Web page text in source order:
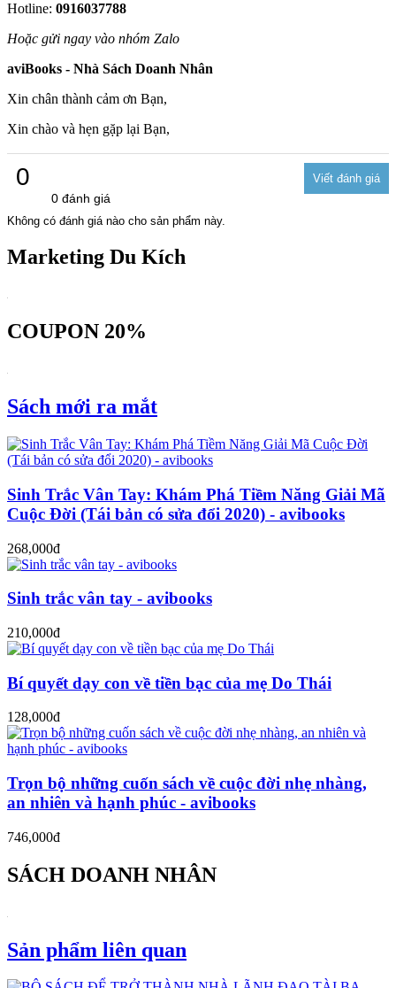
Hotline: 0916037788
Hoặc gửi ngay vào nhóm Zalo
aviBooks - Nhà Sách Doanh Nhân
Xin chân thành cảm ơn Bạn,
Xin chào và hẹn gặp lại Bạn,
0
0 đánh giá
Không có đánh giá nào cho sản phẩm này.
Marketing Du Kích
COUPON 20%
Sách mới ra mắt
Sinh Trắc Vân Tay: Khám Phá Tiềm Năng Giải Mã
Cuộc Đời (Tái bản có sửa đổi 2020) - avibooks
268,000đ
Sinh trắc vân tay - avibooks
210,000đ
Bí quyết dạy con về tiền bạc của mẹ Do Thái
128,000đ
Trọn bộ những cuốn sách về cuộc đời nhẹ nhàng,
an nhiên và hạnh phúc - avibooks
746,000đ
SÁCH DOANH NHÂN
Sản phẩm liên quan